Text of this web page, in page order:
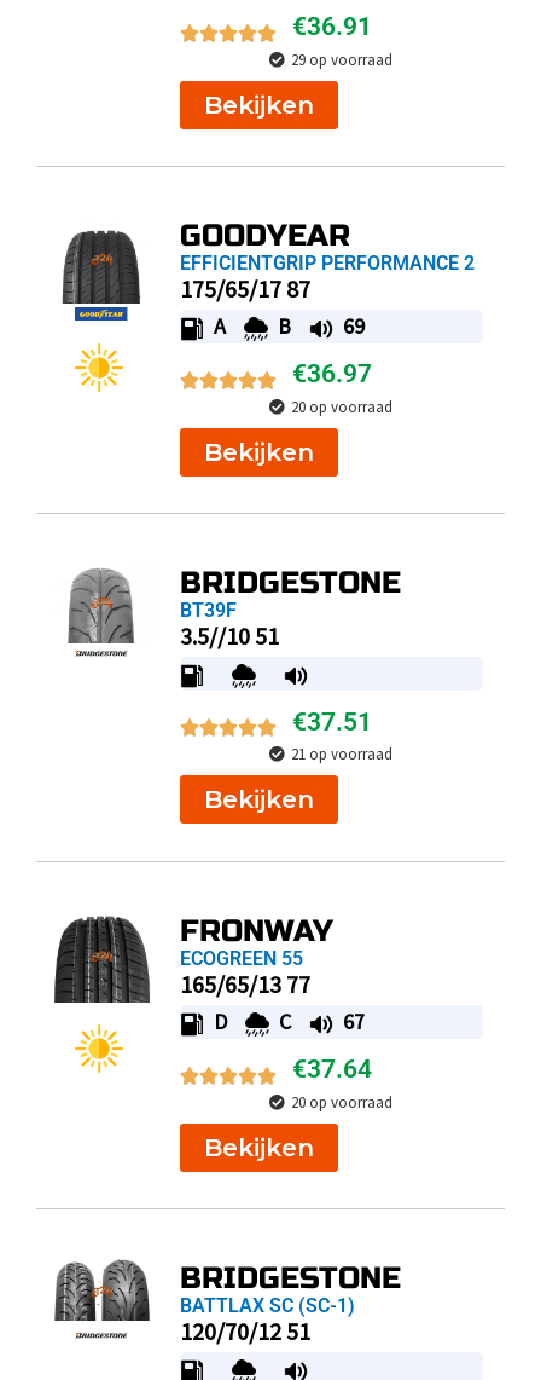
€36.91
29 op voorraad
Bekijken
GOODYEAR
EFFICIENTGRIP PERFORMANCE 2
175/65/17 87
A B 69
€36.97
20 op voorraad
Bekijken
BRIDGESTONE
BT39F
3.5//10 51
€37.51
21 op voorraad
Bekijken
FRONWAY
ECOGREEN 55
165/65/13 77
D C 67
€37.64
20 op voorraad
Bekijken
BRIDGESTONE
BATTLAX SC (SC-1)
120/70/12 51